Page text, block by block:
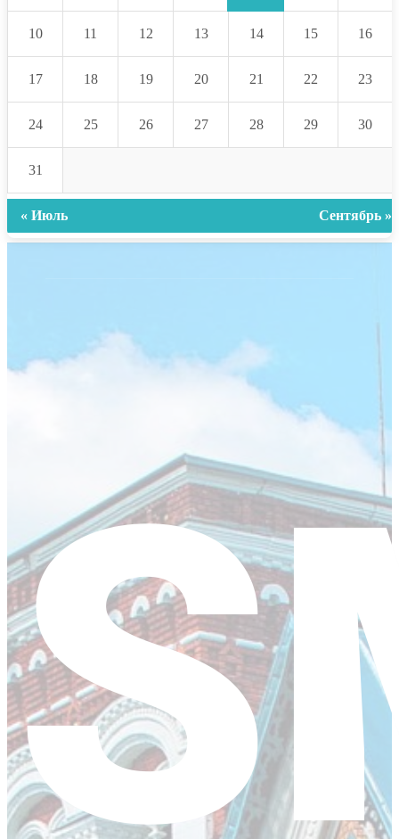
10 11 12 13 14 15 16
17 18 19 20 21 22 23
24 25 26 27 28 29 30
31
« Июль Сентябрь »